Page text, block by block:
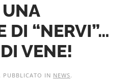
DI “NERVI”…
VENE!
. PUBBLICATO IN NEWS.